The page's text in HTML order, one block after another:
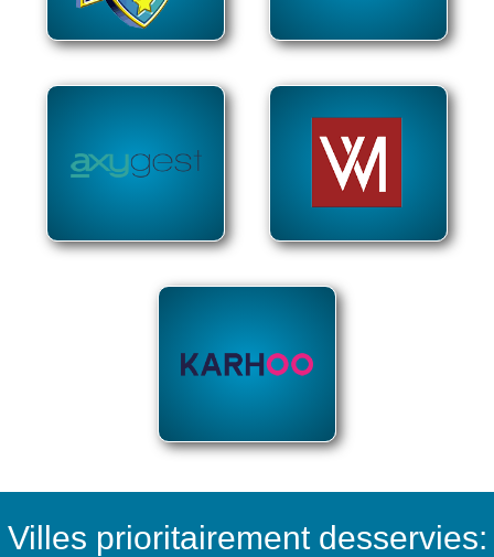
Villes prioritairement desservies: